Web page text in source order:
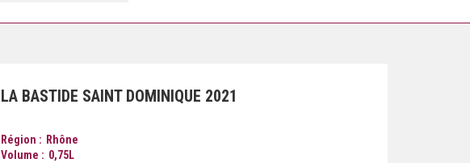
LA BASTIDE SAINT DOMINIQUE 2021
Région
Rhône
Volume
0,75L